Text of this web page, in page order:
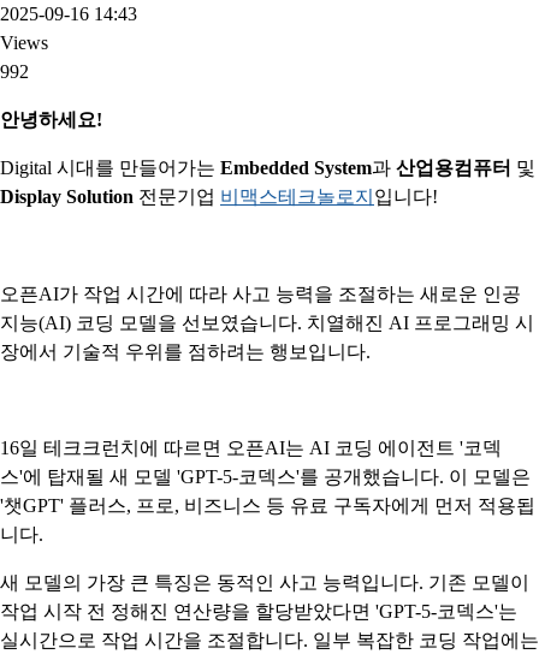
2025-09-16 14:43
Views
992
안녕하세요!
Digital 시대를 만들어가는 Embedded System과 산업용컴퓨터 및
Display Solution 전문기업 비맥스테크놀로지 입니다!
오픈AI가 작업 시간에 따라 사고 능력을 조절하는 새로운 인공
지능(AI) 코딩 모델을 선보였습니다. 치열해진 AI 프로그래밍 시
장에서 기술적 우위를 점하려는 행보입니다.
16일 테크크런치에 따르면 오픈AI는 AI 코딩 에이전트 '코덱
스'에 탑재될 새 모델 'GPT-5-코덱스'를 공개했습니다. 이 모델은
'챗GPT' 플러스, 프로, 비즈니스 등 유료 구독자에게 먼저 적용됩
니다.
새 모델의 가장 큰 특징은 동적인 사고 능력입니다. 기존 모델이
작업 시작 전 정해진 연산량을 할당받았다면 'GPT-5-코덱스'는
실시간으로 작업 시간을 조절합니다. 일부 복잡한 코딩 작업에는